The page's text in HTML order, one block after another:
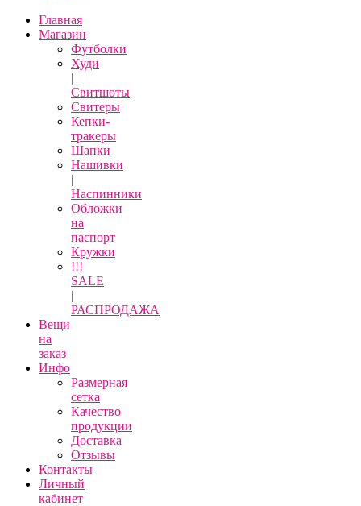
Главная
Магазин
Футболки
Худи
|
Свитшоты
Свитеры
Кепки-
тракеры
Шапки
Нашивки
|
Наспинники
Обложки
на
паспорт
Кружки
!!!
SALE
|
РАСПРОДАЖА
Вещи
на
заказ
Инфо
Размерная
сетка
Качество
продукции
Доставка
Отзывы
Контакты
Личный
кабинет